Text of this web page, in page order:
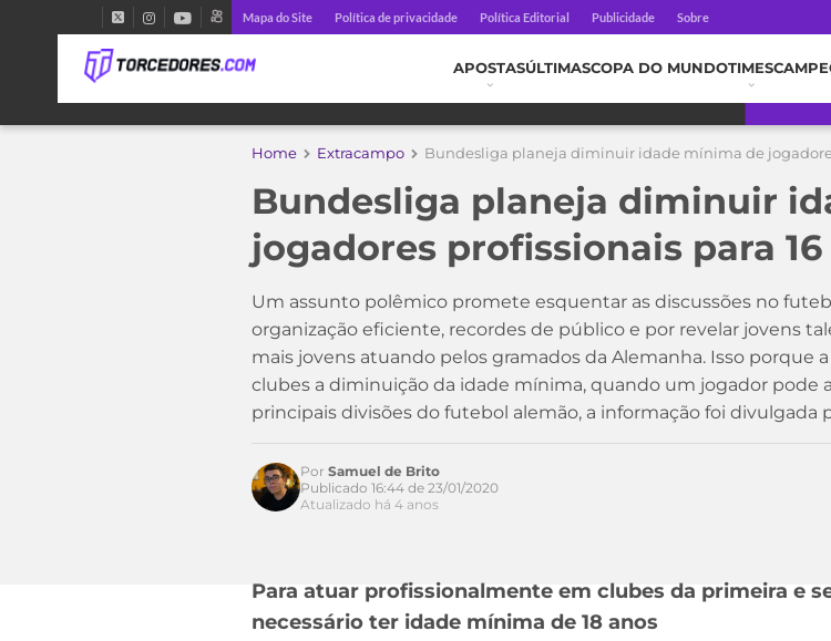
Mapa do Site Política de privacidade Política Editorial Publicidade Sobre
APOSTASÚLTIMASCOPA DO MUNDOTIMES
Home Extracampo Bundesliga planeja diminuir idade mínima de
Bundesliga planeja diminuir
jogadores profissionais para 16
Um assunto polêmico promete esquentar as discussões no
organização eficiente, recordes de público e por revelar jovens
mais jovens atuando pelos gramados da Alemanha. Isso porque
clubes a diminuição da idade mínima, quando um jogador pode
principais divisões do futebol alemão, a informação foi divulgada
Acesse o perfil do autor
Por Samuel de Brito
Publicado 16:44 de 23/01/2020
Atualizado há 4 anos
Para atuar profissionalmente em clubes da primeira e
necessário ter idade mínima de 18 anos